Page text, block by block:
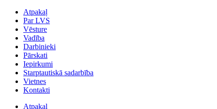
Atpakaļ
Par LVS
Vēsture
Vadība
Darbinieki
Pārskati
Iepirkumi
Starptautiskā sadarbība
Vietnes
Kontakti
Atpakaļ